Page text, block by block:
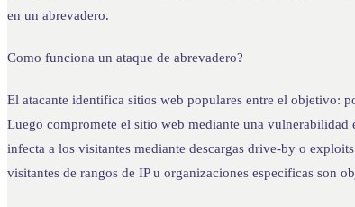
en un abrevadero.
Como funciona un ataque de abrevadero?
El atacante identifica sitios web populares entre el objetivo:
Luego compromete el sitio web mediante una
infecta a los visitantes mediante descargas drive-by o
visitantes de rangos de IP u organizaciones especificas son